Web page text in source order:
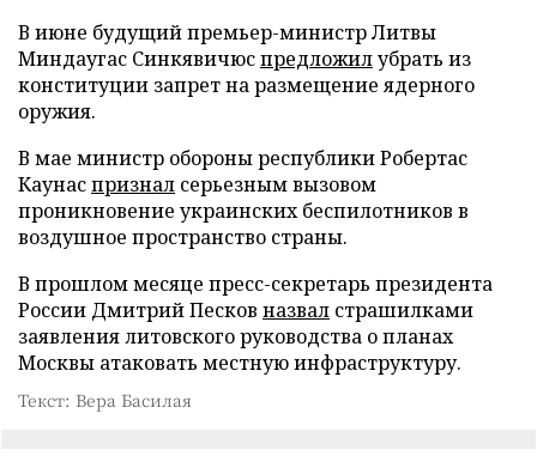
В июне будущий премьер-министр Литвы
Миндаугас Синкявичюспредложилубрать из
конституции запрет на размещение ядерного
оружия.
В мае министр обороны республики Робертас
Каунаспризнал серьезным вызовом
проникновение украинских беспилотников в
воздушное пространство страны.
В прошлом месяце пресс-секретарь президента
России Дмитрий Песков назвал страшилками
заявления литовского руководства о планах
Москвы атаковать местную инфраструктуру.
Текст: Вера Басилая